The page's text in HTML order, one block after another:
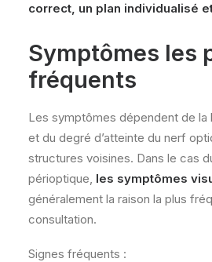
correct, un plan individualisé
Symptômes les
fréquents
Les symptômes dépendent de la
et du degré d’atteinte du nerf
structures voisines. Dans le cas
périoptique, les symptômes
généralement la raison la plus
consultation.
Signes fréquents :